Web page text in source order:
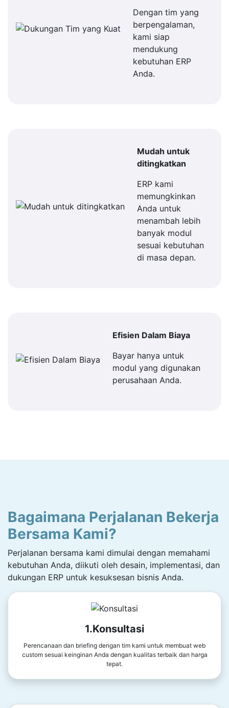
Dengan tim yang
berpengalaman,
kami siap
mendukung
kebutuhan ERP
Anda.
Mudah untuk
ditingkatkan
ERP kami
memungkinkan
Anda untuk
menambah lebih
banyak modul
sesuai kebutuhan
di masa depan.
Efisien Dalam Biaya
Bayar hanya untuk
modul yang digunakan
perusahaan Anda.
Bagaimana Perjalanan Bekerja
Bersama Kami?
Perjalanan bersama kami dimulai dengan memahami
kebutuhan Anda, diikuti oleh desain, implementasi, dan
dukungan ERP untuk kesuksesan bisnis Anda.
1.Konsultasi
Perencanaan dan briefing dengan tim kami untuk membuat web
custom sesuai keinginan Anda dengan kualitas terbaik dan harga
tepat.